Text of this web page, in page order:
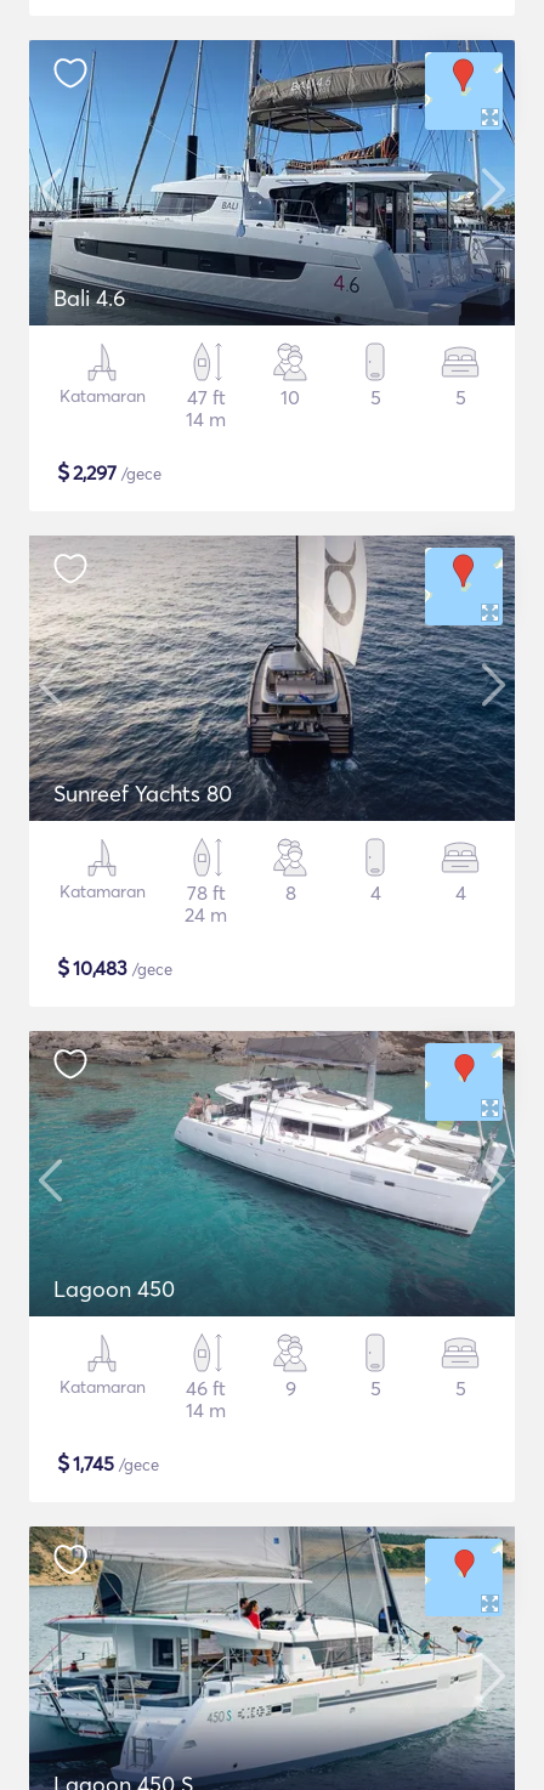
Bali 4.6
Katamaran
47 ft
14 m
10 5 5
$2,297 /gece
Sunreef Yachts 80
Katamaran
78 ft
24 m
8 4 4
$10,483 /gece
Lagoon 450
Katamaran
46 ft
14 m
9 5 5
$1,745 /gece